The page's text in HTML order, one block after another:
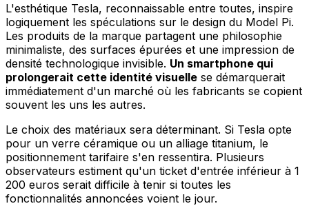
L'esthétique Tesla, reconnaissable entre toutes, inspire
logiquement les spéculations sur le design du Model Pi.
Les produits de la marque partagent une philosophie
minimaliste, des surfaces épurées et une impression de
densité technologique invisible. Un smartphone qui
prolongerait cette identité visuelle se démarquerait
immédiatement d'un marché où les fabricants se copient
souvent les uns les autres.
Le choix des matériaux sera déterminant. Si Tesla opte
pour un verre céramique ou un alliage titanium, le
positionnement tarifaire s'en ressentira. Plusieurs
observateurs estiment qu'un ticket d'entrée inférieur à 1
200 euros serait difficile à tenir si toutes les
fonctionnalités annoncées voient le jour.